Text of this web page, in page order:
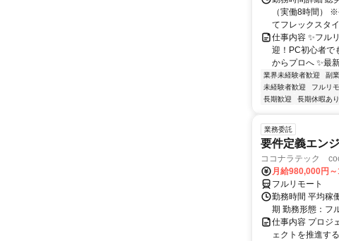
（実働8時間）
てフレックスタ
仕事内容 ✨フル
迎！PC初心者で
からプロへ ✨最
業界未経験者歓迎 副
未経験者歓迎
フルリ
長期歓迎
長期休暇あり
業務委託
要件定義エン
ココナラテック
月給980,000円
フルリモート
勤務時間 平均稼
期 勤務形態：フ
仕事内容 プロジ
ェクトを推進す